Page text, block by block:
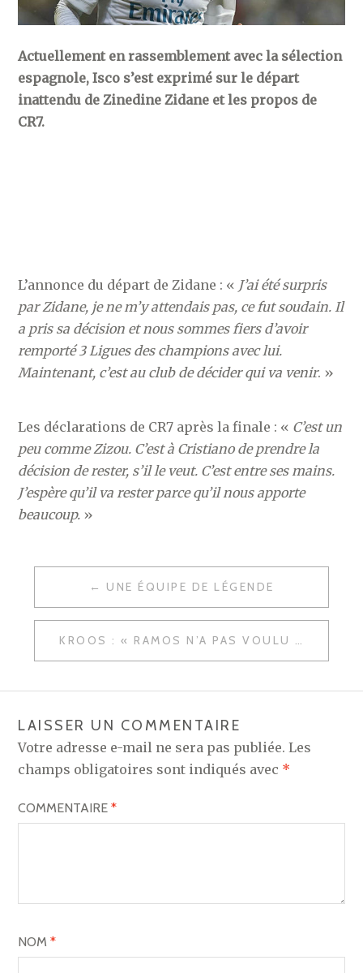
Actuellement en rassemblement avec la sélection
espagnole, Isco s’est exprimé sur le départ
inattendu de Zinedine Zidane et les propos de
CR7.
L’annonce du départ de Zidane : « J’ai été surpris
par Zidane, je ne m’y attendais pas, ce fut soudain. Il
a pris sa décision et nous sommes fiers d’avoir
remporté 3 Ligues des champions avec lui.
Maintenant, c’est au club de décider qui va venir. »
Les déclarations de CR7 après la finale : « C’est un
peu comme Zizou. C’est à Cristiano de prendre la
décision de rester, s’il le veut. C’est entre ses mains.
J’espère qu’il va rester parce qu’il nous apporte
beaucoup. »
NAVIGATION
DE
L’ARTICLE
UNE ÉQUIPE DE LÉGENDE
KROOS : « RAMOS N’A PAS VOULU BLESSER SALAH »
LAISSER UN COMMENTAIRE
Votre adresse e-mail ne sera pas publiée. Les
champs obligatoires sont indiqués avec *
COMMENTAIRE*
NOM*